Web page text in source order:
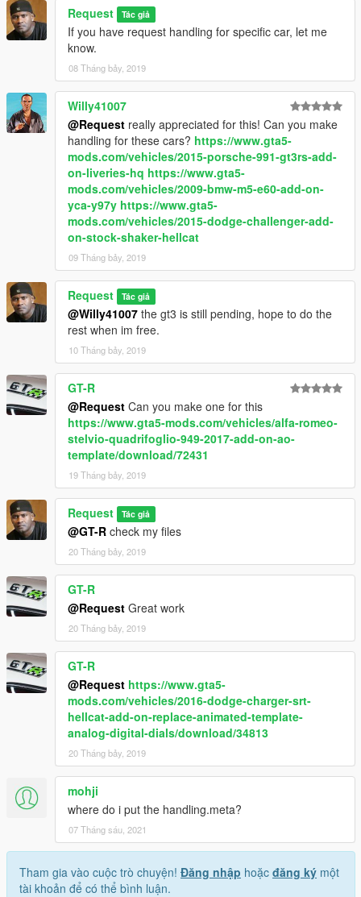
Request Tác giả
If you have request handling for specific car, let me
know.
08 Tháng bảy, 2019
Willy41007
@Request really appreciated for this! Can you make
handling for these cars? https://www.gta5-
mods.com/vehicles/2015-porsche-991-gt3rs-add-
on-liveries-hq https://www.gta5-
mods.com/vehicles/2009-bmw-m5-e60-add-on-
yca-y97y https://www.gta5-
mods.com/vehicles/2015-dodge-challenger-add-
on-stock-shaker-hellcat
09 Tháng bảy, 2019
Request Tác giả
@Willy41007 the gt3 is still pending, hope to do the
rest when im free.
10 Tháng bảy, 2019
GT-R
@Request Can you make one for this
https://www.gta5-mods.com/vehicles/alfa-romeo-
stelvio-quadrifoglio-949-2017-add-on-ao-
template/download/72431
19 Tháng bảy, 2019
Request Tác giả
@GT-R check my files
20 Tháng bảy, 2019
GT-R
@Request Great work
20 Tháng bảy, 2019
GT-R
@Request https://www.gta5-
mods.com/vehicles/2016-dodge-charger-srt-
hellcat-add-on-replace-animated-template-
analog-digital-dials/download/34813
20 Tháng bảy, 2019
mohji
where do i put the handling.meta?
07 Tháng sáu, 2021
Tham gia vào cuộc trò chuyện! Đăng nhập hoặc đăng ký một
tài khoản để có thể bình luận.